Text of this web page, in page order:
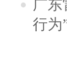
广
行为